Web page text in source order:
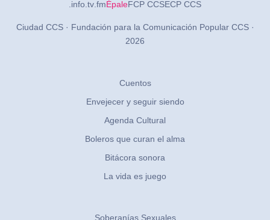
.info .tv .fmÉpaleFCP CCSECP CCS
Ciudad CCS · Fundación para la Comunicación Popular CCS ·
2026
Cuentos
Envejecer y seguir siendo
Agenda Cultural
Boleros que curan el alma
Bitácora sonora
La vida es juego
Soberanías Sexuales